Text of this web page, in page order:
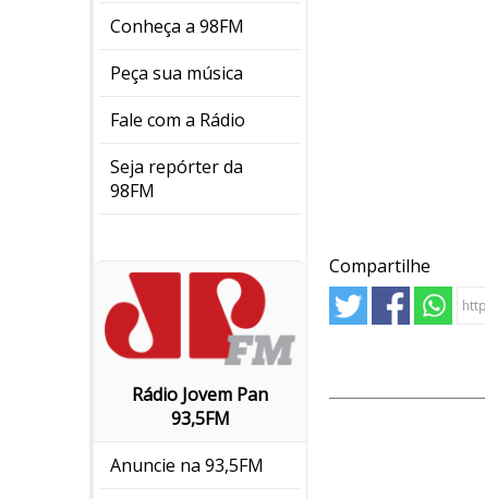
Conheça a 98FM
Peça sua música
Fale com a Rádio
Seja repórter da
98FM
Rádio Jovem Pan
93,5FM
Anuncie na 93,5FM
Compartilhe